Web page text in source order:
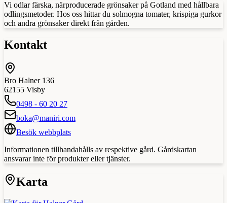
Vi odlar färska, närproducerade grönsaker på Gotland med hållbara
odlingsmetoder. Hos oss hittar du solmogna tomater, krispiga gurkor
och andra grönsaker direkt från gården.
Kontakt
Bro Halner 136
62155 Visby
0498 - 60 20 27
boka@maniri.com
Besök webbplats
Informationen tillhandahålls av respektive gård. Gårdskartan
ansvarar inte för produkter eller tjänster.
Karta